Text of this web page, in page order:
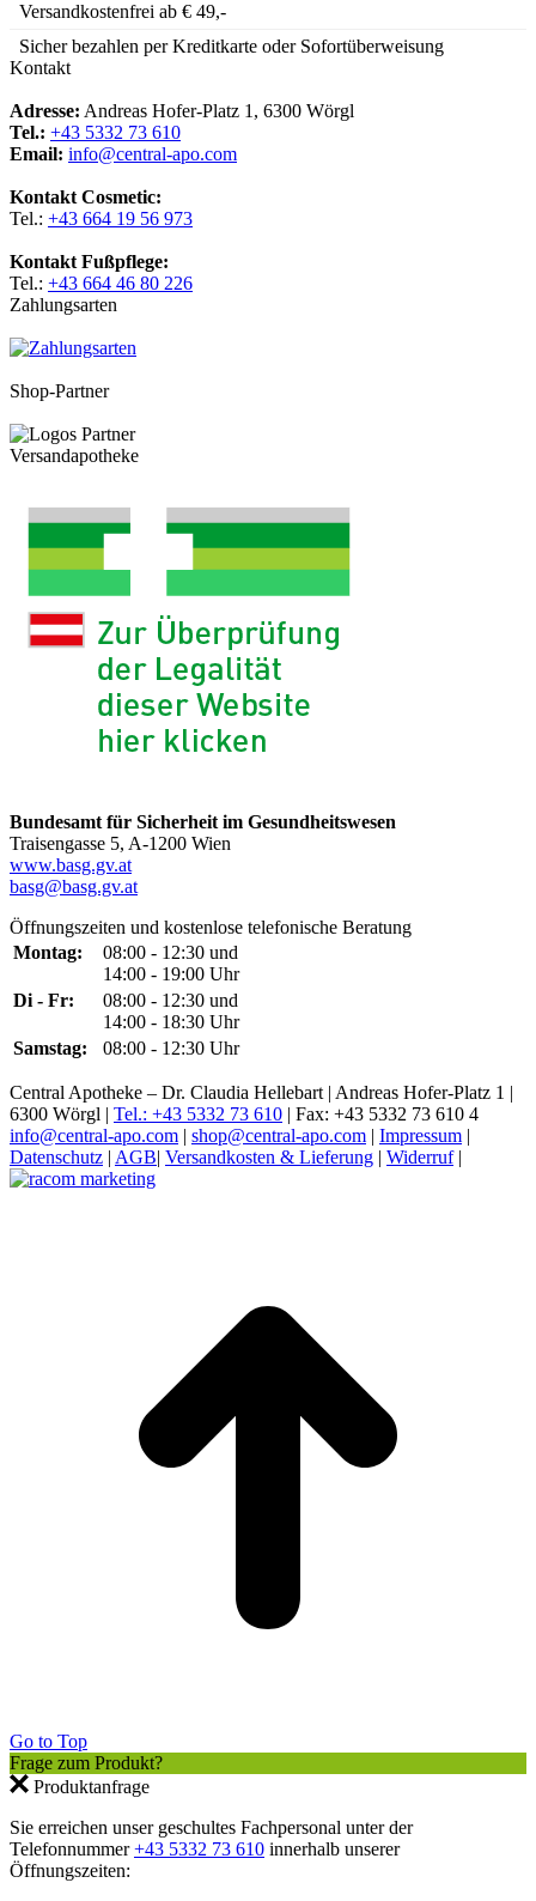
Versandkostenfrei ab € 49,-
Sicher bezahlen per Kreditkarte oder Sofortüberweisung
Kontakt
Adresse: Andreas Hofer-Platz 1, 6300 Wörgl
Tel.: +43 5332 73 610
Email: info@central-apo.com
Kontakt Cosmetic:
Tel.: +43 664 19 56 973
Kontakt Fußpflege:
Tel.: +43 664 46 80 226
Zahlungsarten
Shop-Partner
Versandapotheke
Bundesamt für Sicherheit im Gesundheitswesen
Traisengasse 5, A-1200 Wien
www.basg.gv.at
basg@basg.gv.at
Öffnungszeiten und kostenlose telefonische Beratung
Montag:
08:00 - 12:30 und
14:00 - 19:00 Uhr
Di - Fr:
08:00 - 12:30 und
14:00 - 18:30 Uhr
Samstag:
08:00 - 12:30 Uhr
Central Apotheke – Dr. Claudia Hellebart | Andreas Hofer-Platz 1 |
6300 Wörgl | Tel.: +43 5332 73 610 | Fax: +43 5332 73 610 4
info@central-apo.com | shop@central-apo.com | Impressum |
Datenschutz | AGB| Versandkosten & Lieferung | Widerruf|
Go to Top
Frage zum Produkt?
Produktanfrage
Sie erreichen unser geschultes Fachpersonal unter der
Telefonnummer+43 5332 73 610 innerhalb unserer
Öffnungszeiten: